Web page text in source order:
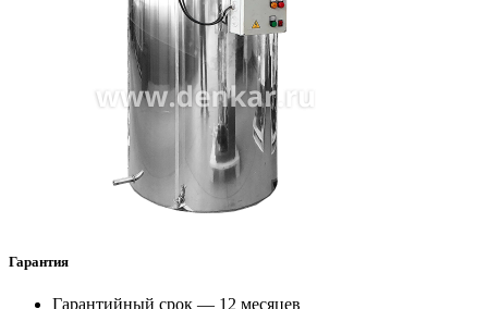
Гарантия
Гарантийный срок — 12 месяцев